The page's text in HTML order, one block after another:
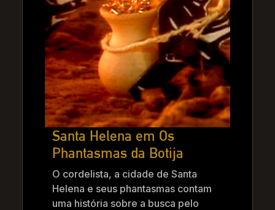
Santa Helena em Os
Phantasmas da Botija
O cordelista, a cidade de Santa
Helena e seus phantasmas contam
uma história sobre a busca pelo